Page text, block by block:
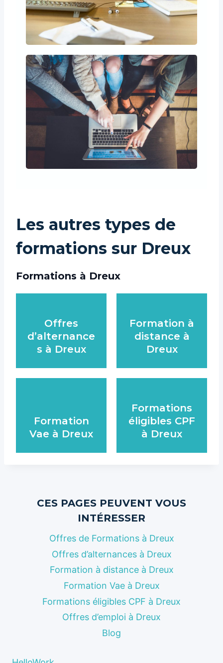
Les autres types de
formations sur Dreux
Formations à Dreux
Offres
d’alternance
s à Dreux
Formation à
distance à
Dreux
Formation
Vae à Dreux
Formations
éligibles CPF
à Dreux
CES PAGES PEUVENT VOUS
INTÉRESSER
Offres de Formations à Dreux
Offres d’alternances à Dreux
Formation à distance à Dreux
Formation Vae à Dreux
Formations éligibles CPF à Dreux
Offres d’emploi à Dreux
Blog